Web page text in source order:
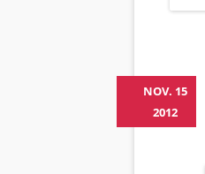
NOV. 15
2012